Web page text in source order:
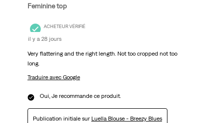
Feminine top
ACHETEUR VÉRIFIÉ
il y a 28 jours
Very flattering and the right length. Not too cropped not too
long.
Traduire avec Google
Oui, Je recommande ce produit.
Publication initiale sur Luella Blouse - Breezy Blues